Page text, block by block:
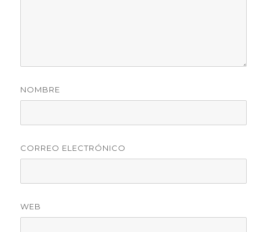
NOMBRE
CORREO ELECTRÓNICO
WEB